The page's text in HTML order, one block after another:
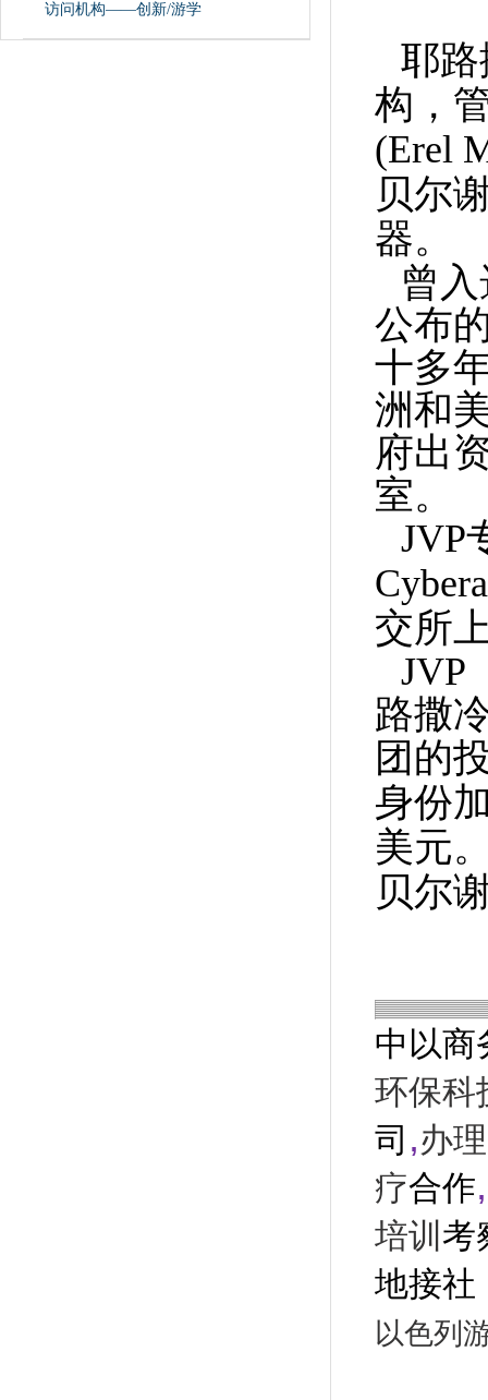
访问机构——创新/游学
耶
构，
(Erel
贝尔
器。
曾
公布
十多
洲和
府出
室。
JVP
交所
JVP
路撒
团的
身份
美元
贝尔
中以商
环保科
司 ,办
疗合作,
培训 考
地接社
以色列